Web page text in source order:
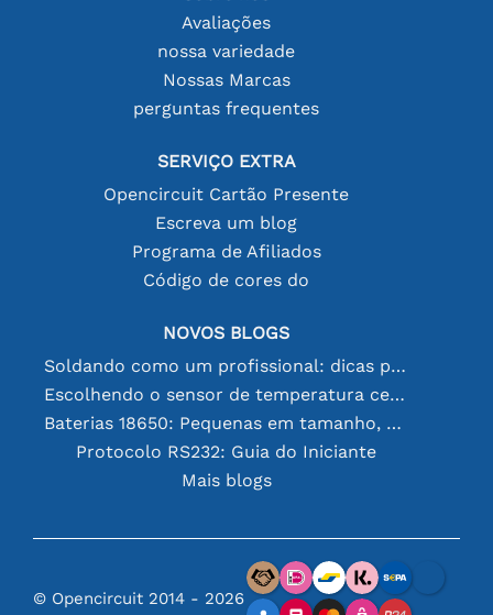
Avaliações
nossa variedade
Nossas Marcas
perguntas frequentes
SERVIÇO EXTRA
Opencircuit Cartão Presente
Escreva um blog
Programa de Afiliados
Código de cores do
NOVOS BLOGS
Soldando como um profissional: dicas para conexões eletrônicas perfeitas
Escolhendo o sensor de temperatura certo [youtube]
Baterias 18650: Pequenas em tamanho, grandes em desempenho
Protocolo RS232: Guia do Iniciante
Mais blogs
© Opencircuit 2014 - 2026